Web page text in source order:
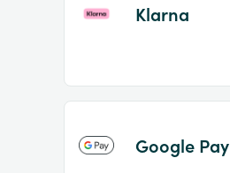
Klarna
Google Pay